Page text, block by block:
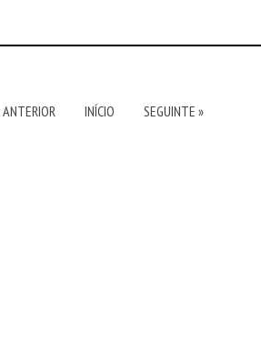
ANTERIOR INÍCIO SEGUINTE »